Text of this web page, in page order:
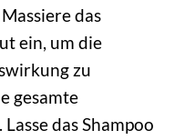
das
ein, um die
zu
gesamte
das Shampoo